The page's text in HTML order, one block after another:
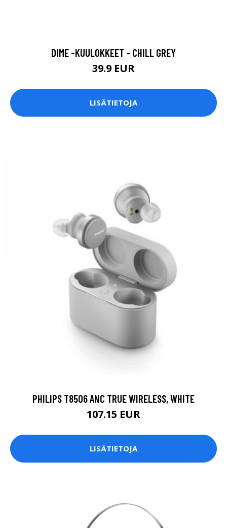
DIME -KUULOKKEET - CHILL GREY
39.9 EUR
LISÄTIETOJA
PHILIPS T8506 ANC TRUE WIRELESS, WHITE
107.15 EUR
LISÄTIETOJA